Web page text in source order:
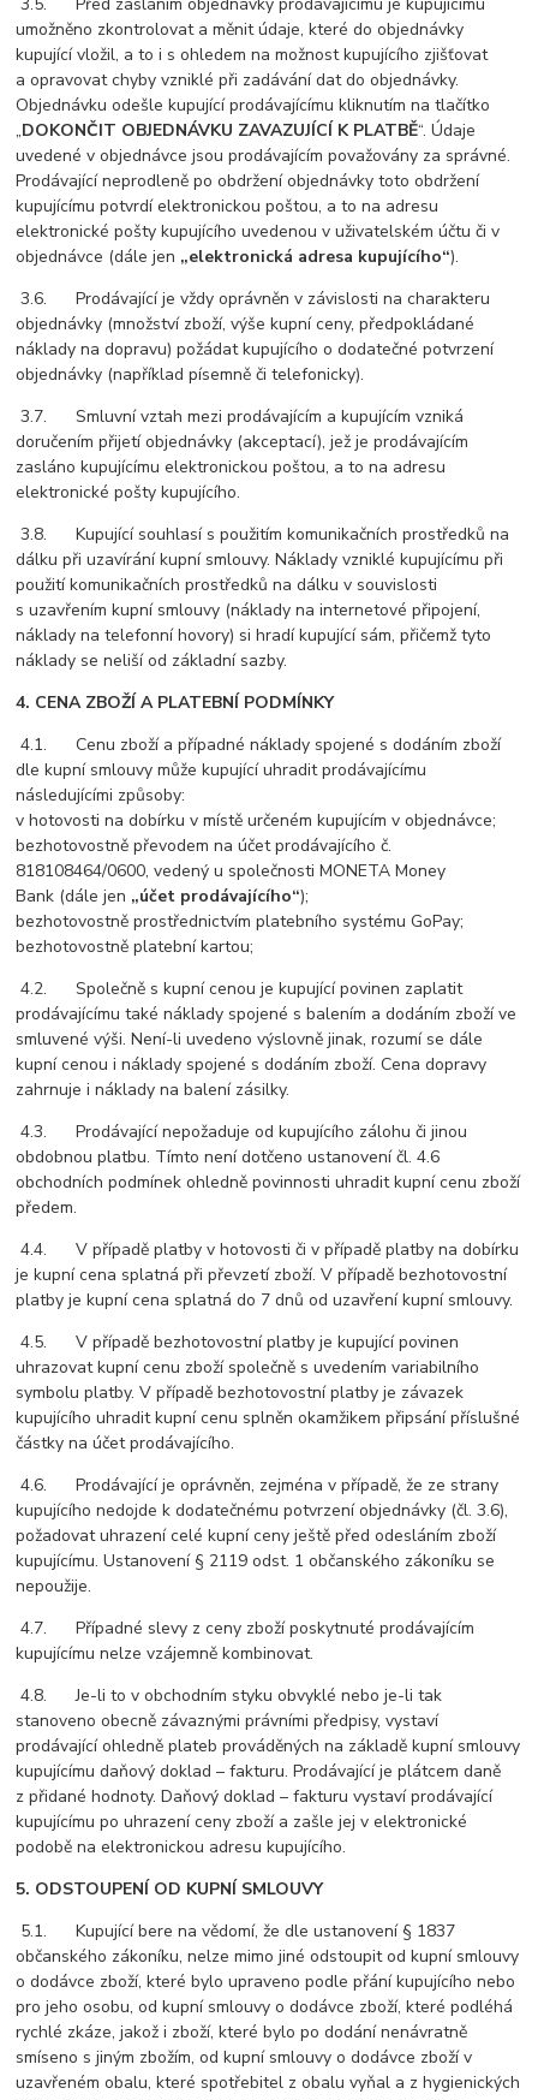
umožněno zkontrolovat a měnit údaje, které do objednávky
kupující vložil, a to i s ohledem na možnost kupujícího zjišťovat
a opravovat chyby vzniklé při zadávání dat do objednávky.
Objednávku odešle kupující prodávajícímu kliknutím na tlačítko
„DOKONČIT OBJEDNÁVKU ZAVAZUJÍCÍ K PLATBĚ“. Údaje
uvedené v objednávce jsou prodávajícím považovány za správné.
Prodávající neprodleně po obdržení objednávky toto obdržení
kupujícímu potvrdí elektronickou poštou, a to na adresu
elektronické pošty kupujícího uvedenou v uživatelském účtu či v
objednávce (dále jen „elektronická adresa kupujícího“).
3.6. Prodávající je vždy oprávněn v závislosti na charakteru
objednávky (množství zboží, výše kupní ceny, předpokládané
náklady na dopravu) požádat kupujícího o dodatečné potvrzení
objednávky (například písemně či telefonicky).
3.7. Smluvní vztah mezi prodávajícím a kupujícím vzniká
doručením přijetí objednávky (akceptací), jež je prodávajícím
zasláno kupujícímu elektronickou poštou, a to na adresu
elektronické pošty kupujícího.
3.8. Kupující souhlasí s použitím komunikačních prostředků na
dálku při uzavírání kupní smlouvy. Náklady vzniklé kupujícímu při
použití komunikačních prostředků na dálku v souvislosti
s uzavřením kupní smlouvy (náklady na internetové připojení,
náklady na telefonní hovory) si hradí kupující sám, přičemž tyto
náklady se neliší od základní sazby.
4. CENA ZBOŽÍ A PLATEBNÍ PODMÍNKY
4.1. Cenu zboží a případné náklady spojené s dodáním zboží
dle kupní smlouvy může kupující uhradit prodávajícímu
následujícími způsoby:
v hotovosti na dobírku v místě určeném kupujícím v objednávce;
bezhotovostně převodem na účet prodávajícího č.
818108464/0600, vedený u společnosti MONETA Money
Bank (dále jen „účet prodávajícího“);
bezhotovostně prostřednictvím platebního systému GoPay;
bezhotovostně platební kartou;
4.2. Společně s kupní cenou je kupující povinen zaplatit
prodávajícímu také náklady spojené s balením a dodáním zboží ve
smluvené výši. Není-li uvedeno výslovně jinak, rozumí se dále
kupní cenou i náklady spojené s dodáním zboží. Cena dopravy
zahrnuje i náklady na balení zásilky.
4.3. Prodávající nepožaduje od kupujícího zálohu či jinou
obdobnou platbu. Tímto není dotčeno ustanovení čl. 4.6
obchodních podmínek ohledně povinnosti uhradit kupní cenu zboží
předem.
4.4. V případě platby v hotovosti či v případě platby na dobírku
je kupní cena splatná při převzetí zboží. V případě bezhotovostní
platby je kupní cena splatná do 7 dnů od uzavření kupní smlouvy.
4.5. V případě bezhotovostní platby je kupující povinen
uhrazovat kupní cenu zboží společně s uvedením variabilního
symbolu platby. V případě bezhotovostní platby je závazek
kupujícího uhradit kupní cenu splněn okamžikem připsání příslušné
částky na účet prodávajícího.
4.6. Prodávající je oprávněn, zejména v případě, že ze strany
kupujícího nedojde k dodatečnému potvrzení objednávky (čl. 3.6),
požadovat uhrazení celé kupní ceny ještě před odesláním zboží
kupujícímu. Ustanovení § 2119 odst. 1 občanského zákoníku se
nepoužije.
4.7. Případné slevy z ceny zboží poskytnuté prodávajícím
kupujícímu nelze vzájemně kombinovat.
4.8. Je-li to v obchodním styku obvyklé nebo je-li tak
stanoveno obecně závaznými právními předpisy, vystaví
prodávající ohledně plateb prováděných na základě kupní smlouvy
kupujícímu daňový doklad – fakturu. Prodávající je plátcem daně
z přidané hodnoty. Daňový doklad – fakturu vystaví prodávající
kupujícímu po uhrazení ceny zboží a zašle jej v elektronické
podobě na elektronickou adresu kupujícího.
5. ODSTOUPENÍ OD KUPNÍ SMLOUVY
5.1. Kupující bere na vědomí, že dle ustanovení § 1837
občanského zákoníku, nelze mimo jiné odstoupit od kupní smlouvy
o dodávce zboží, které bylo upraveno podle přání kupujícího nebo
pro jeho osobu, od kupní smlouvy o dodávce zboží, které podléhá
rychlé zkáze, jakož i zboží, které bylo po dodání nenávratně
smíseno s jiným zbožím, od kupní smlouvy o dodávce zboží v
uzavřeném obalu, které spotřebitel z obalu vyňal a z hygienických